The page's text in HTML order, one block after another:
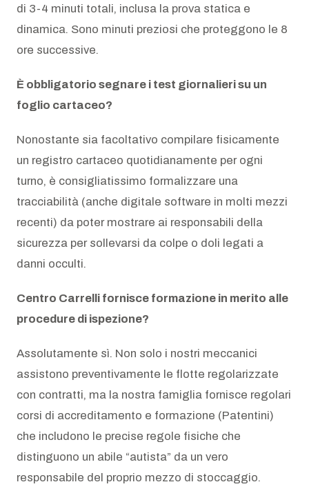
di 3-4 minuti totali, inclusa la prova statica e
dinamica. Sono minuti preziosi che proteggono le 8
ore successive.
È obbligatorio segnare i test giornalieri su un
foglio cartaceo?
Nonostante sia facoltativo compilare fisicamente
un registro cartaceo quotidianamente per ogni
turno, è consigliatissimo formalizzare una
tracciabilità (anche digitale software in molti mezzi
recenti) da poter mostrare ai responsabili della
sicurezza per sollevarsi da colpe o doli legati a
danni occulti.
Centro Carrelli fornisce formazione in merito alle
procedure di ispezione?
Assolutamente sì. Non solo i nostri meccanici
assistono preventivamente le flotte regolarizzate
con contratti, ma la nostra famiglia fornisce regolari
corsi di accreditamento e formazione (Patentini)
che includono le precise regole fisiche che
distinguono un abile “autista” da un vero
responsabile del proprio mezzo di stoccaggio.